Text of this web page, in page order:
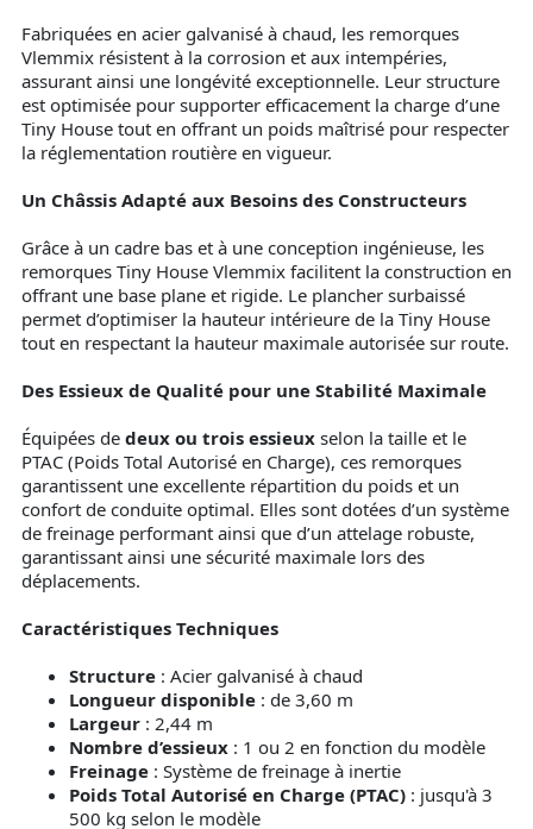
Fabriquées en acier galvanisé à chaud, les remorques
Vlemmix résistent à la corrosion et aux intempéries,
assurant ainsi une longévité exceptionnelle. Leur structure
est optimisée pour supporter efficacement la charge d’une
Tiny House tout en offrant un poids maîtrisé pour respecter
la réglementation routière en vigueur.
Un Châssis Adapté aux Besoins des Constructeurs
Grâce à un cadre bas et à une conception ingénieuse, les
remorques Tiny House Vlemmix facilitent la construction en
offrant une base plane et rigide. Le plancher surbaissé
permet d’optimiser la hauteur intérieure de la Tiny House
tout en respectant la hauteur maximale autorisée sur route.
Des Essieux de Qualité pour une Stabilité Maximale
Équipées de deux ou trois essieux selon la taille et le
PTAC (Poids Total Autorisé en Charge), ces remorques
garantissent une excellente répartition du poids et un
confort de conduite optimal. Elles sont dotées d’un système
de freinage performant ainsi que d’un attelage robuste,
garantissant ainsi une sécurité maximale lors des
déplacements.
Caractéristiques Techniques
Structure : Acier galvanisé à chaud
Longueur disponible : de 3,60 m
Largeur : 2,44 m
Nombre d’essieux : 1 ou 2 en fonction du modèle
Freinage : Système de freinage à inertie
Poids Total Autorisé en Charge (PTAC) : jusqu'à 3
500 kg selon le modèle